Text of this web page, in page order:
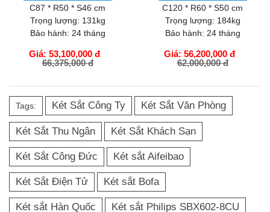
C87 * R50 * S46 cm
Trọng lượng: 131kg
Bảo hành: 24 tháng
Giá: 53,100,000 đ
66,375,000 đ
GIỎ HÀNG
C120 * R60 * S50 cm
Trọng lượng: 184kg
Bảo hành: 24 tháng
Giá: 56,200,000 đ
62,000,000 đ
GIỎ HÀNG
Tags: Két Sắt Công Ty Két Sắt Văn Phòng
Két Sắt Thu Ngân Két Sắt Khách Sạn
Két Sắt Công Đức Két sắt Aifeibao
Két Sắt Điện Tử Két sắt Bofa
Két sắt Hàn Quốc Két sắt Philips SBX602-8CU